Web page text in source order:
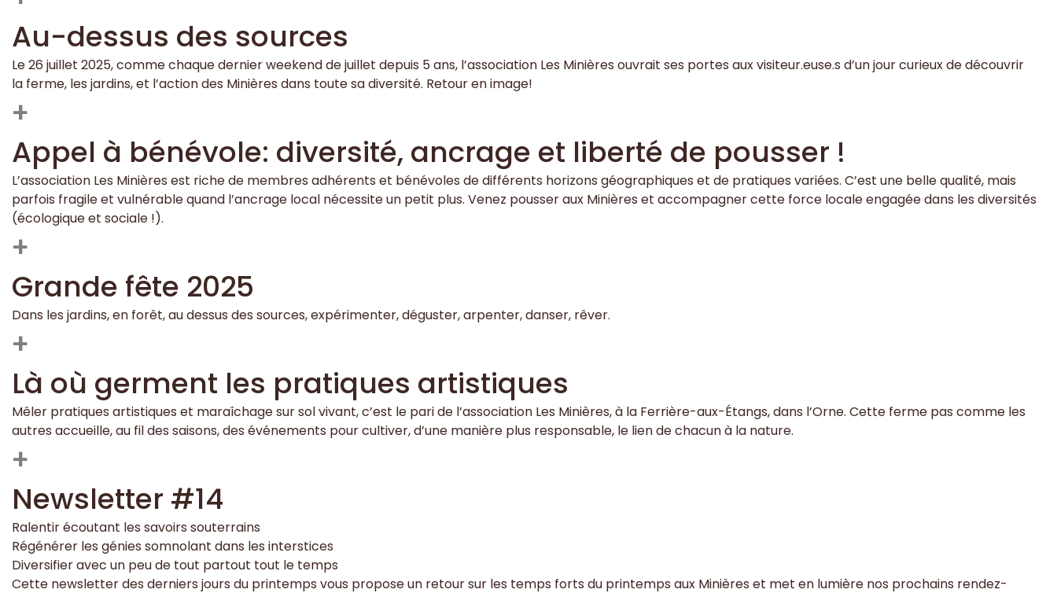
Au-dessus des sources
Le 26 juillet 2025, comme chaque dernier weekend de juillet depuis 5 ans, l’association Les Minières ouvrait ses portes aux visiteur.euse.s d’un jour curieux de découvrir
la ferme, les jardins, et l’action des Minières dans toute sa diversité. Retour en image!
+
Appel à bénévole: diversité, ancrage et liberté de pousser !
L’association Les Minières est riche de membres adhérents et bénévoles de différents horizons géographiques et de pratiques variées. C’est une belle qualité, mais
parfois fragile et vulnérable quand l’ancrage local nécessite un petit plus. Venez pousser aux Minières et accompagner cette force locale engagée dans les diversités
(écologique et sociale !).
+
Grande fête 2025
Dans les jardins, en forêt, au dessus des sources, expérimenter, déguster, arpenter, danser, rêver.
+
Là où germent les pratiques artistiques
Mêler pratiques artistiques et maraîchage sur sol vivant, c’est le pari de l’association Les Minières, à la Ferrière-aux-Étangs, dans l’Orne. Cette ferme pas comme les
autres accueille, au fil des saisons, des événements pour cultiver, d’une manière plus responsable, le lien de chacun à la nature.
+
Newsletter #14
Ralentir écoutant les savoirs souterrains
Régénérer les génies somnolant dans les interstices
Diversifier avec un peu de tout partout tout le temps
Cette newsletter des derniers jours du printemps vous propose un retour sur les temps forts du printemps aux Minières et met en lumière nos prochains rendez-